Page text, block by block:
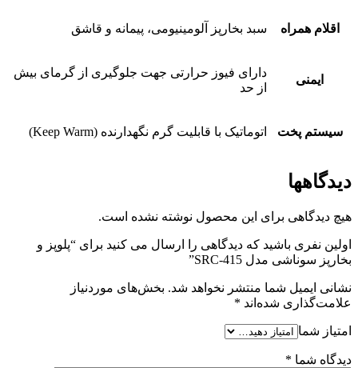
اقلام همراه سبد بخارپز آلومینیومی، پیمانه و قاشق
ایمنی
دارای فیوز حرارتی جهت جلوگیری از گرمای بیش
از حد
سیستم پخت اتوماتیک با قابلیت گرم نگهدارنده (Keep Warm)
دیدگاهها
هیچ دیدگاهی برای این محصول نوشته نشده است.
اولین نفری باشید که دیدگاهی را ارسال می کنید برای “پلوپز و
بخارپز سوناشی مدل SRC-415”
نشانی ایمیل شما منتشر نخواهد شد. بخش‌های موردنیاز
علامت‌گذاری شده‌اند *
امتیاز شما
دیدگاه شما *